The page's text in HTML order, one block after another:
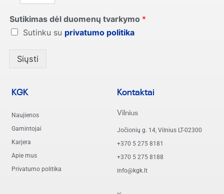
Sutikimas dėl duomenų tvarkymo *
Sutinku su privatumo politika
Siųsti
KGK
Naujienos
Gamintojai
Karjera
Apie mus
Privatumo politika
Kontaktai
Vilnius
Jočionių g. 14, Vilnius LT-02300
+370 5 275 8181
+370 5 275 8188
info@kgk.lt